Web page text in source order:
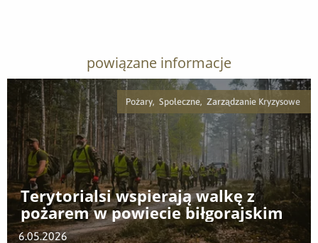
powiązane informacje
Pożary, Społeczne, Zarządzanie Kryzysowe
Terytorialsi wspierają walkę z
pożarem w powiecie biłgorajskim
6.05.2026